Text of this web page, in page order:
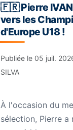
🇫🇷 Pierre
vers les
d'Europe U18 !
Publiée le 05 juil.
SILVA
À l'occasion du
sélection, Pierre a